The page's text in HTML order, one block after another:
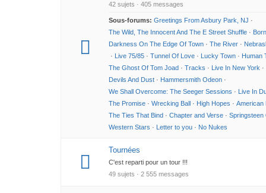
42 sujets · 405 messages
Sous-forums: Greetings From Asbury Park, NJ ·
The Wild, The Innocent And The E Street Shuffle ·
Darkness On The Edge Of Town · The River ·
· Live 75/85 · Tunnel Of Love · Lucky Town · Human
The Ghost Of Tom Joad · Tracks · Live In New York ·
Devils And Dust · Hammersmith Odeon ·
We Shall Overcome: The Seeger Sessions · Live In
The Promise · Wrecking Ball · High Hopes · American
The Ties That Bind · Chapter and Verse · Springsteen
Western Stars · Letter to you · No Nukes
Tournées
C'est reparti pour un tour !!!
49 sujets · 2 555 messages